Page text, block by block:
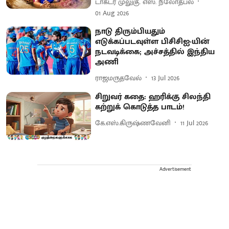
01 Aug 2026
நாடு திரும்பியதும்
எடுக்கப்படவுள்ள பிசிசிஐ-யின்
நடவடிக்கை; அச்சத்தில் இந்திய
அணி
ராஜமருதவேல் 13 Jul 2026
சிறுவர் கதை: ஹரிக்கு சிலந்தி
கற்றுக் கொடுத்த பாடம்!
கே.எஸ்.கிருஷ்ணவேனி 11 Jul 2026
Advertisement